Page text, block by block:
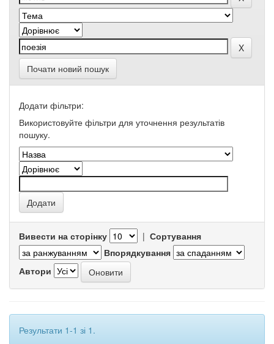
Почати новий пошук
Додати фільтри:
Використовуйте фільтри для уточнення результатів
пошуку.
Вивести на сторінку | Сортування
Впорядкування
Автори
Результати 1-1 зі 1.